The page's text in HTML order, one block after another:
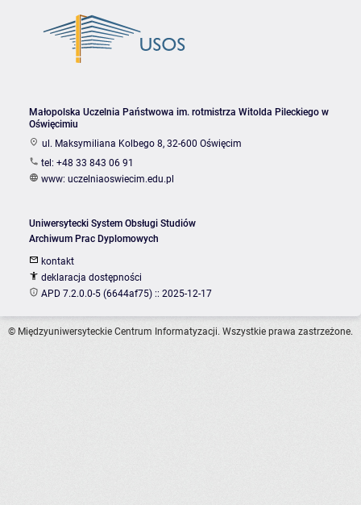
Małopolska Uczelnia Państwowa im. rotmistrza Witolda Pileckiego w
Oświęcimiu
ul. Maksymiliana Kolbego 8, 32-600 Oświęcim
tel: +48 33 843 06 91
www: uczelniaoswiecim.edu.pl
Uniwersytecki System Obsługi Studiów
Archiwum Prac Dyplomowych
kontakt
deklaracja dostępności
APD 7.2.0.0-5 (6644af75) :: 2025-12-17
© Międzyuniwersyteckie Centrum Informatyzacji. Wszystkie prawa zastrzeżone.